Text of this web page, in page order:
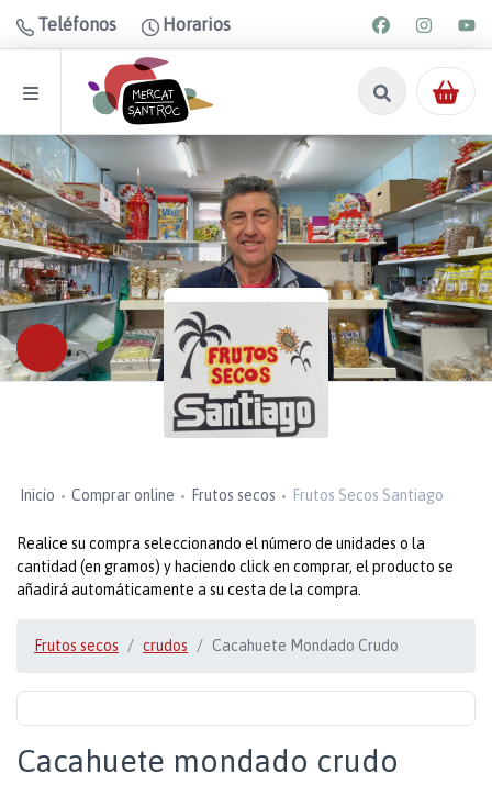
Teléfonos Horarios
Inicio Comprar online Frutos secos Frutos Secos Santiago
Realice su compra seleccionando el número de unidades o la
cantidad (en gramos) y haciendo click en comprar, el producto se
añadirá automáticamente a su cesta de la compra.
Frutos secos crudos Cacahuete Mondado Crudo
Cacahuete mondado crudo